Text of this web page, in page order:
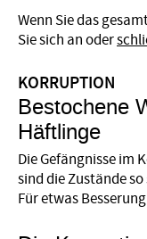
Wenn Sie das
Sie sich an oder
KORRUPTION
Bestochene
Häftlinge
Die Gefängnisse im
sind die Zustände
Für etwas